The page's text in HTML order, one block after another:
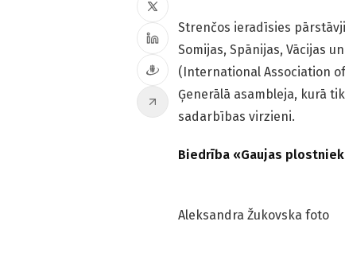
Strenčos ieradīsies
Somijas, Spānijas, Vācijas
(International Association
Ģenerālā asambleja, kurā
sadarbības virzieni.
Biedrība «Gaujas
Aleksandra Žukovska foto